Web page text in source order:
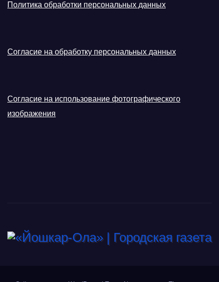
Политика обработки персональных данных
Согласие на обработку персональных данных
Согласие на использование фотографического
изображения